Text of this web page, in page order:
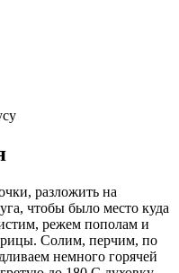
разложить на
чтобы было место куда
режем пополам и
Солим, перчим, по
немного горячей